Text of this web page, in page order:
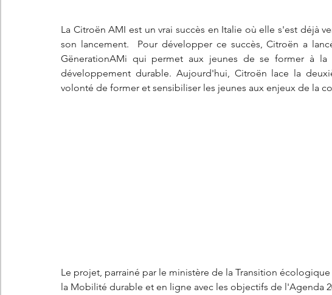
La Citroën AMI est un vrai succès en Italie où elle s'est déjà
son lancement.  Pour développer ce succès, Citroën a
GënerationAMi qui permet aux jeunes de se former à
développement durable. Aujourd'hui, Citroën lace la
volonté de former et sensibiliser les jeunes aux enjeux de la
Le projet, parrainé par le ministère de la Transition
la Mobilité durable et en ligne avec les objectifs de l'Agenda